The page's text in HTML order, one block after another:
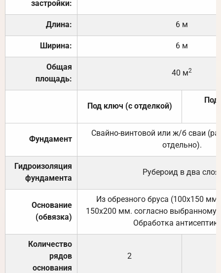
застройки:
Длина: 6 м
Ширина: 6 м
Общая
площадь:
40 м2
Под ключ (с отделкой)
Под
Фундамент
Свайно-винтовой или ж/б сваи
отдельно).
Гидроизоляция
фундамента
Рубероид в два слоя.
Основание
(обвязка)
Из обрезного бруса (100х150
150х200 мм. согласно выбранному
Обработка
Количество
рядов
основания
2